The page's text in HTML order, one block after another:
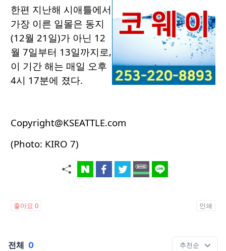
한편 지난해 시애틀에서
가장 이른 일몰은 동지
(12월 21일)가 아닌 12
월 7일부터 13일까지로,
이 기간 해는 매일 오후
4시 17분에 졌다.
Copyright@KSEATTLE.com
(Photo: KIRO 7)
좋아요 0 인쇄
전체 0